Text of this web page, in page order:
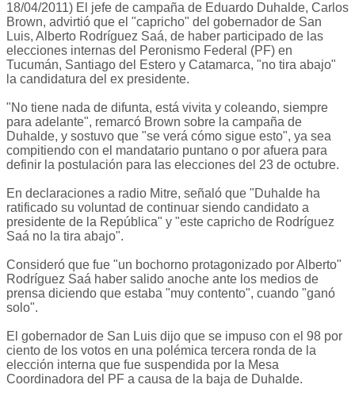
18/04/2011) El jefe de campaña de Eduardo Duhalde, Carlos
Brown, advirtió que el "capricho" del gobernador de San
Luis, Alberto Rodríguez Saá, de haber participado de las
elecciones internas del Peronismo Federal (PF) en
Tucumán, Santiago del Estero y Catamarca, "no tira abajo"
la candidatura del ex presidente.
"No tiene nada de difunta, está vivita y coleando, siempre
para adelante", remarcó Brown sobre la campaña de
Duhalde, y sostuvo que "se verá cómo sigue esto", ya sea
compitiendo con el mandatario puntano o por afuera para
definir la postulación para las elecciones del 23 de octubre.
En declaraciones a radio Mitre, señaló que "Duhalde ha
ratificado su voluntad de continuar siendo candidato a
presidente de la República" y "este capricho de Rodríguez
Saá no la tira abajo".
Consideró que fue "un bochorno protagonizado por Alberto"
Rodríguez Saá haber salido anoche ante los medios de
prensa diciendo que estaba "muy contento", cuando "ganó
solo".
El gobernador de San Luis dijo que se impuso con el 98 por
ciento de los votos en una polémica tercera ronda de la
elección interna que fue suspendida por la Mesa
Coordinadora del PF a causa de la baja de Duhalde.